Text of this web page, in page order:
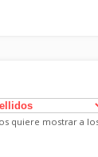
quiere mostrar a